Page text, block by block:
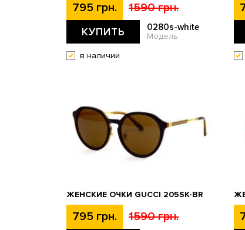
795 грн. 1590 грн.
КУПИТЬ 0280s-white
Модель
в наличии
ЖЕНСКИЕ ОЧКИ GUCCI 205SK-BR
795 грн. 1590 грн.